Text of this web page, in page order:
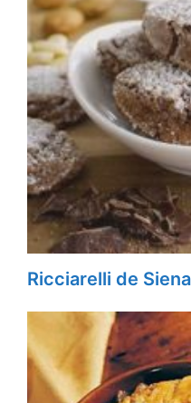
Ricciarelli de